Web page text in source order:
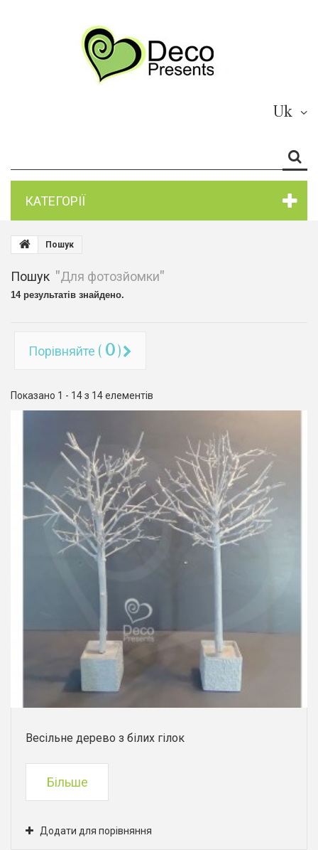
Uk
КАТЕГОРІЇ
Пошук
Пошук "Для фотозйомки"
14 результатів знайдено.
Порівняйте ( 0)
Показано 1 - 14 з 14 елементів
Весільне дерево з білих гілок
Більше
Додати для порівняння